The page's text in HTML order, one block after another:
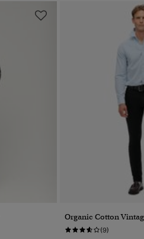
Organic Cotton
(9)